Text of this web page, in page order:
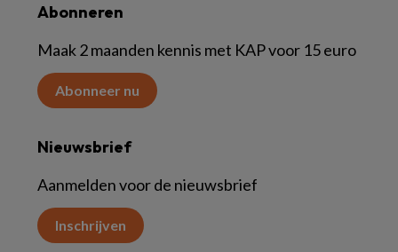
Abonneren
Maak 2 maanden kennis met KAP voor 15 euro
Abonneer nu
Nieuwsbrief
Aanmelden voor de nieuwsbrief
Inschrijven